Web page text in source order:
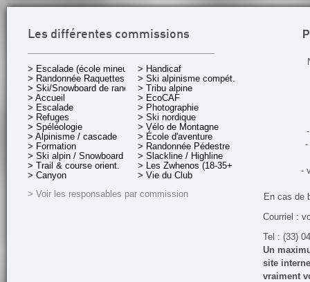
Les différentes commissions
> Escalade (école mineurs)
> Randonnée Raquettes
> Ski/Snowboard de rando.
> Accueil
> Escalade
> Refuges
> Spéléologie
> Alpinisme / cascade
> Formation
> Ski alpin / Snowboard
> Trail & course orient.
> Canyon
> Handicaf
> Ski alpinisme compét.
> Tribu alpine
> EcoCAF
> Photographie
> Ski nordique
> Vélo de Montagne
> École d'aventure
> Randonnée Pédestre
> Slackline / Highline
> Les Zwhenos (18-35+ ans)
> Vie du Club
> Voir les responsables par commission
-
-
En cas de
Courriel :
Tel : (33)
Un
site
vraiment